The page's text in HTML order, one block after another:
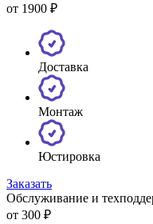
от 1900 ₽
Доставка
Монтаж
Юстировка
Заказать
Обслуживание и
от 300 ₽